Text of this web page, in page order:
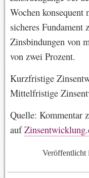
Wochen
sicheres
Zinsbindungen von
von zwei Prozent.
Kurzfristige
Mittelfristige
Quelle: Kommentar
auf
Veröffentlicht